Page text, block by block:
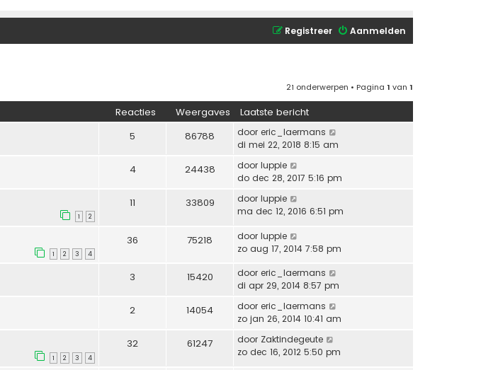
Aanmelden
Registreer
21 onderwerpen • Pagina 1 van 1
Reacties Weergaves Laatste bericht
5 86788 door eric_laermans
di mei 22, 2018 8:15 am
4 24438 door luppie
do dec 28, 2017 5:16 pm
1 2
11 33809 door luppie
ma dec 12, 2016 6:51 pm
1 2 3 4
36 75218 door luppie
zo aug 17, 2014 7:58 pm
3 15420 door eric_laermans
di apr 29, 2014 8:57 pm
2 14054 door eric_laermans
zo jan 26, 2014 10:41 am
1 2 3 4
32 61247 door Zaktindegeute
zo dec 16, 2012 5:50 pm